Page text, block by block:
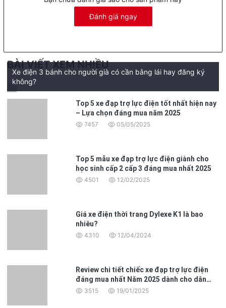
Đánh giá ngay
BÀI VIẾT XEM NHIỀU
Xe điện 3 bánh cho người già có cần bằng lái hay đăng ký
không?
Top 5 xe đạp trợ lực điện tốt nhất hiện nay
– Lựa chọn đáng mua năm 2025
7457 05/05/2025
Top 5 mẫu xe đạp trợ lực điện giành cho
học sinh cấp 2 cấp 3 đáng mua nhất 2025
4501 12/02/2025
Giá xe điện thời trang Dylexe K1 là bao
nhiêu?
4310 12/04/2024
Review chi tiết chiếc xe đạp trợ lực điện
đáng mua nhất Năm 2025 dành cho dân
văn phòng
3515 19/01/2025